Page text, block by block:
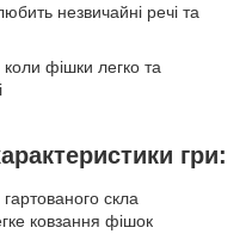
незвичайні речі та
фішки легко та
гри:
скла
ковзання фішок